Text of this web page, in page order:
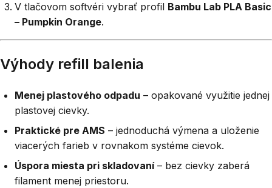
V tlačovom softvéri vybrať profil Bambu Lab PLA Basic
– Pumpkin Orange.
Výhody refill balenia
Menej plastového odpadu – opakované využitie jednej
plastovej cievky.
Praktické pre AMS – jednoduchá výmena a uloženie
viacerých farieb v rovnakom systéme cievok.
Úspora miesta pri skladovaní– bez cievky zaberá
filament menej priestoru.